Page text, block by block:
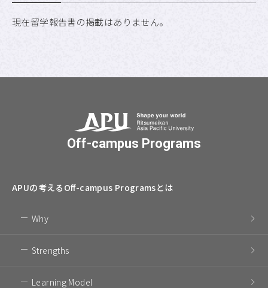
現在留学報告書の掲載はありません。
Off-campus Programs
APUの考える Off-campus Programsとは
Why
Strengths
Learning Model